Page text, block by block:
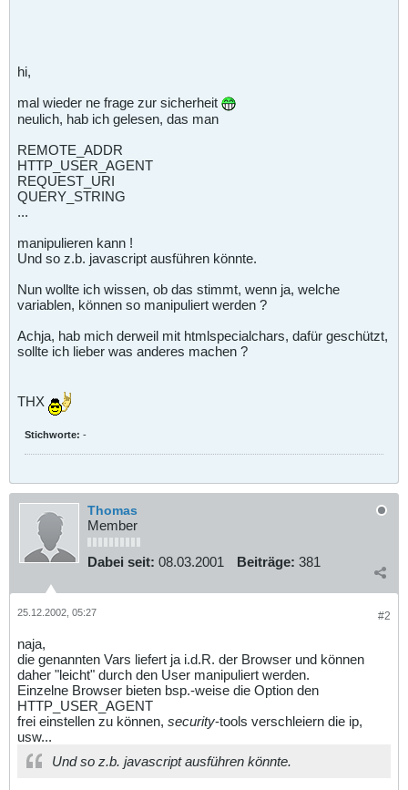
hi,
mal wieder ne frage zur sicherheit
neulich, hab ich gelesen, das man
REMOTE_ADDR
HTTP_USER_AGENT
REQUEST_URI
QUERY_STRING
...
manipulieren kann !
Und so z.b. javascript ausführen könnte.
Nun wollte ich wissen, ob das stimmt, wenn ja, welche
variablen, können so manipuliert werden ?
Achja, hab mich derweil mit htmlspecialchars, dafür geschützt,
sollte ich lieber was anderes machen ?
THX
Stichworte: -
Thomas
Member
Dabei seit: 08.03.2001 Beiträge: 381
#2
25.12.2002, 05:27
naja,
die genannten Vars liefert ja i.d.R. der Browser und können
daher "leicht" durch den User manipuliert werden.
Einzelne Browser bieten bsp.-weise die Option den
HTTP_USER_AGENT
frei einstellen zu können, security-tools verschleiern die ip,
usw...
Und so z.b. javascript ausführen könnte.